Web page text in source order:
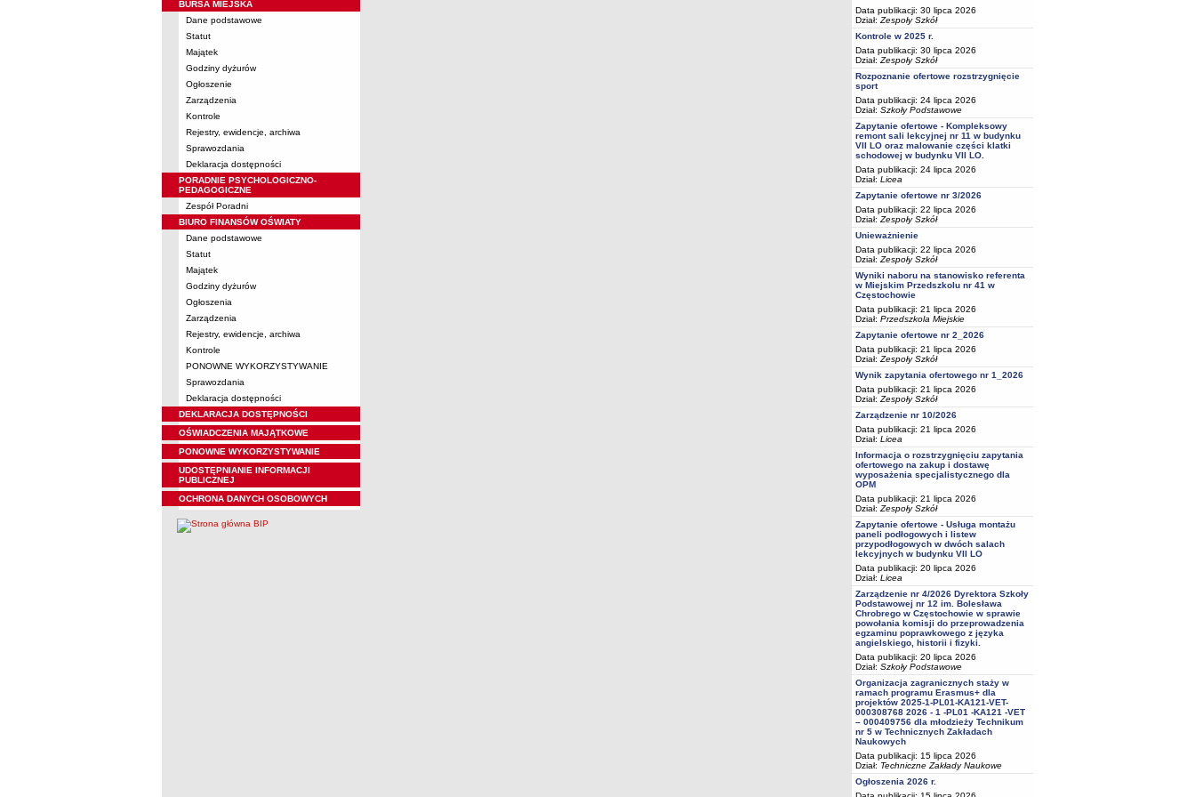
BURSA MIEJSKA
Dane podstawowe
Statut
Majątek
Godziny dyżurów
Ogłoszenie
Zarządzenia
Kontrole
Rejestry, ewidencje, archiwa
Sprawozdania
Deklaracja dostępności
PORADNIE PSYCHOLOGICZNO-
PEDAGOGICZNE
Zespół Poradni
BIURO FINANSÓW OŚWIATY
Dane podstawowe
Statut
Majątek
Godziny dyżurów
Ogłoszenia
Zarządzenia
Rejestry, ewidencje, archiwa
Kontrole
PONOWNE WYKORZYSTYWANIE
Sprawozdania
Deklaracja dostępności
DEKLARACJA DOSTĘPNOŚCI
OŚWIADCZENIA MAJĄTKOWE
PONOWNE WYKORZYSTYWANIE
UDOSTĘPNIANIE INFORMACJI
PUBLICZNEJ
OCHRONA DANYCH OSOBOWYCH
Data publikacji: 30 lipca 2026
Dział: Zespoły Szkół
Kontrole w 2025 r.
Data publikacji: 30 lipca 2026
Dział: Zespoły Szkół
Rozpoznanie ofertowe rozstrzygnięcie
sport
Data publikacji: 24 lipca 2026
Dział: Szkoły Podstawowe
Zapytanie ofertowe - Kompleksowy
remont sali lekcyjnej nr 11 w budynku
VII LO oraz malowanie części klatki
schodowej w budynku VII LO.
Data publikacji: 24 lipca 2026
Dział: Licea
Zapytanie ofertowe nr 3/2026
Data publikacji: 22 lipca 2026
Dział: Zespoły Szkół
Unieważnienie
Data publikacji: 22 lipca 2026
Dział: Zespoły Szkół
Wyniki naboru na stanowisko referenta
w Miejskim Przedszkolu nr 41 w
Częstochowie
Data publikacji: 21 lipca 2026
Dział: Przedszkola Miejskie
Zapytanie ofertowe nr 2_2026
Data publikacji: 21 lipca 2026
Dział: Zespoły Szkół
Wynik zapytania ofertowego nr 1_2026
Data publikacji: 21 lipca 2026
Dział: Zespoły Szkół
Zarządzenie nr 10/2026
Data publikacji: 21 lipca 2026
Dział: Licea
Informacja o rozstrzygnięciu zapytania
ofertowego na zakup i dostawę
wyposażenia specjalistycznego dla
OPM
Data publikacji: 21 lipca 2026
Dział: Zespoły Szkół
Zapytanie ofertowe - Usługa montażu
paneli podłogowych i listew
przypodłogowych w dwóch salach
lekcyjnych w budynku VII LO
Data publikacji: 20 lipca 2026
Dział: Licea
Zarządzenie nr 4/2026 Dyrektora Szkoły
Podstawowej nr 12 im. Bolesława
Chrobrego w Częstochowie w sprawie
powołania komisji do przeprowadzenia
egzaminu poprawkowego z języka
angielskiego, historii i fizyki.
Data publikacji: 20 lipca 2026
Dział: Szkoły Podstawowe
Organizacja zagranicznych staży w
ramach programu Erasmus+ dla
projektów 2025-1-PL01-KA121-VET-
000308768 2026 - 1 -PL01 -KA121 -VET
– 000409756 dla młodzieży Technikum
nr 5 w Technicznych Zakładach
Naukowych
Data publikacji: 15 lipca 2026
Dział: Techniczne Zakłady Naukowe
Ogłoszenia 2026 r.